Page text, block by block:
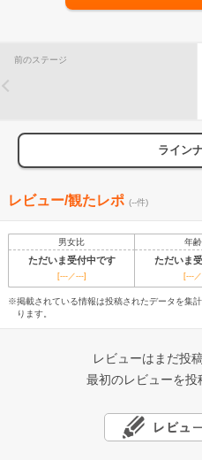
前のステージ
ライン
レビュー/観たレポ (--件)
男女比 年
ただいま受付中です ただいま
[---／---] [---
※掲載されている情報は投稿されたデータを集
ります。
レビューはまだ投
最初のレビューを投